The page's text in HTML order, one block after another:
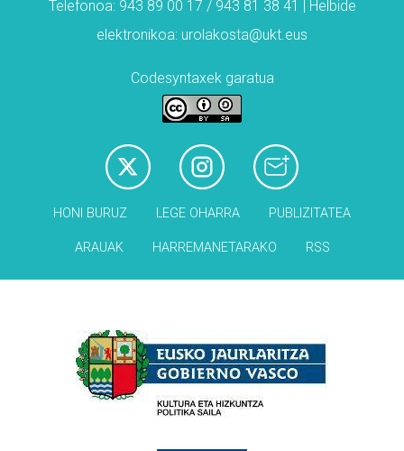
Telefonoa: 943 89 00 17 / 943 81 38 41 | Helbide
elektronikoa: urolakosta@ukt.eus
Codesyntaxek garatua
HONI BURUZ LEGE OHARRA PUBLIZITATEA
ARAUAK HARREMANETARAKO RSS